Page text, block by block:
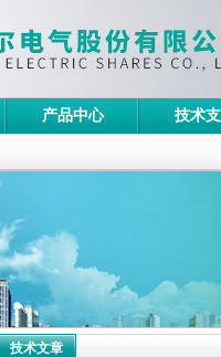
产品中心 技术
技术文章